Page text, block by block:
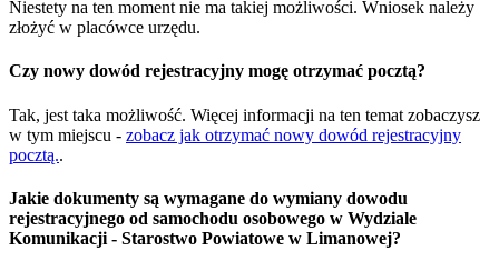
Niestety na ten moment nie ma takiej możliwości. Wniosek należy
złożyć w placówce urzędu.
Czy nowy dowód rejestracyjny mogę otrzymać pocztą?
Tak, jest taka możliwość. Więcej informacji na ten temat zobaczysz
w tym miejscu - zobacz jak otrzymać nowy dowód rejestracyjny
pocztą..
Jakie dokumenty są wymagane do wymiany dowodu
rejestracyjnego od samochodu osobowego w Wydziale
Komunikacji - Starostwo Powiatowe w Limanowej?